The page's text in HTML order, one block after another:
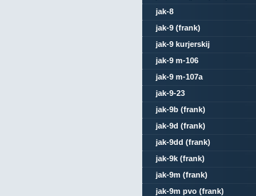
jak-8
jak-9 (frank)
jak-9 kurjerskij
jak-9 m-106
jak-9 m-107a
jak-9-23
jak-9b (frank)
jak-9d (frank)
jak-9dd (frank)
jak-9k (frank)
jak-9m (frank)
jak-9m pvo (frank)